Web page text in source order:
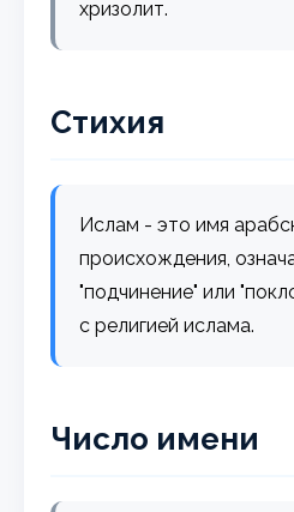
хризолит.
Стихия
Ислам - это имя
происхождения,
"подчинение" или
с религией ислама.
Число имени